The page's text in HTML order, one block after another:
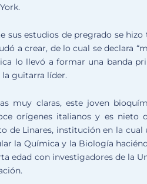
sus estudios de pregrado se
a crear, de lo cual se declara
lo llevó a formar una banda
la guitarra líder.
muy claras, este joven
orígenes italianos y es nieto
de Linares, institución en la cual
la Química y la Biología
edad con investigadores de la